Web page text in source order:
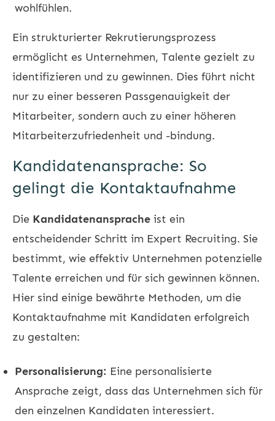
wohlfühlen.
Ein strukturierter Rekrutierungsprozess
ermöglicht es Unternehmen, Talente gezielt zu
identifizieren und zu gewinnen. Dies führt nicht
nur zu einer besseren Passgenauigkeit der
Mitarbeiter, sondern auch zu einer höheren
Mitarbeiterzufriedenheit und -bindung.
Kandidatenansprache: So
gelingt die Kontaktaufnahme
Die Kandidatenansprache ist ein
entscheidender Schritt im Expert Recruiting. Sie
bestimmt, wie effektiv Unternehmen potenzielle
Talente erreichen und für sich gewinnen können.
Hier sind einige bewährte Methoden, um die
Kontaktaufnahme mit Kandidaten erfolgreich
zu gestalten:
Personalisierung: Eine personalisierte
Ansprache zeigt, dass das Unternehmen sich für
den einzelnen Kandidaten interessiert.